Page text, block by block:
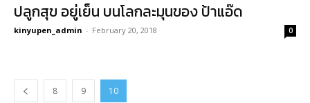
ปลูกสุข อยู่เย็น บนโลกละมุนของ ป้าแอ๊ด
kinyupen_admin - February 20, 2018 0
8 9 10